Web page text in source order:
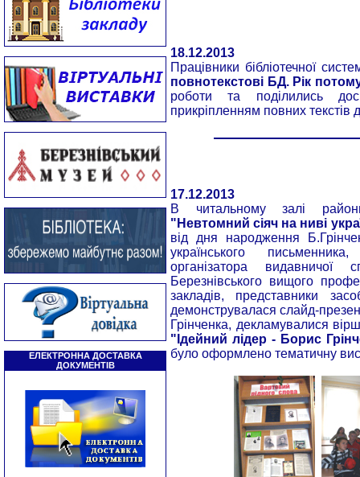
ЕЛЕКТРОННА ДОСТАВКА
ДОКУМЕНТІВ
18.12.2013
Працівники бібліотечної
повнотекстові БД. Pік
роботи та поділились
прикріпленням повних текстів
17.12.2013
B читальному залі
"Невтомний сіяч на ниві
від дня народження
українського
організатора видавничої
Березнівського вищого
закладів, представники
демонструвалася слайд-
Грінченка, декламувалися
"Ідейний лідер - Борис
було оформлено тематичну